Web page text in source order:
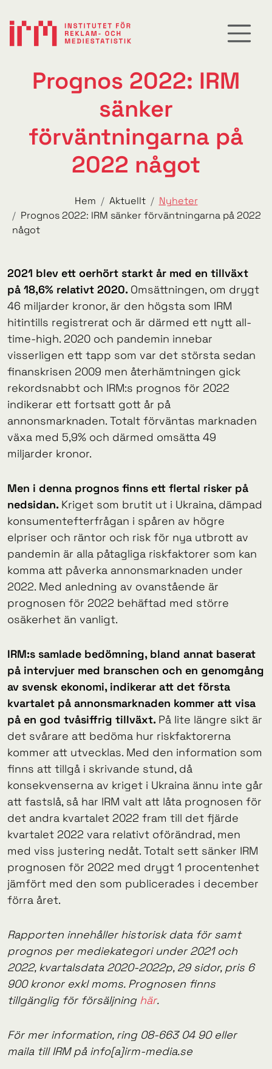
Prognos 2022: IRM
sänker
förväntningarna på
2022 något
Hem Aktuellt
Nyheter
Prognos 2022: IRM sänker förväntningarna på 2022
något
2021 blev ett oerhört starkt år med en tillväxt
på 18,6% relativt 2020. Omsättningen, om drygt
46 miljarder kronor, är den högsta som IRM
hitintills registrerat och är därmed ett nytt all-
time-high. 2020 och pandemin innebar
visserligen ett tapp som var det största sedan
finanskrisen 2009 men återhämtningen gick
rekordsnabbt och IRM:s prognos för 2022
indikerar ett fortsatt gott år på
annonsmarknaden. Totalt förväntas marknaden
växa med 5,9% och därmed omsätta 49
miljarder kronor.
Men i denna prognos finns ett flertal risker på
nedsidan. Kriget som brutit ut i Ukraina, dämpad
konsumentefterfrågan i spåren av högre
elpriser och räntor och risk för nya utbrott av
pandemin är alla påtagliga riskfaktorer som kan
komma att påverka annonsmarknaden under
2022. Med anledning av ovanstående är
prognosen för 2022 behäftad med större
osäkerhet än vanligt.
IRM:s samlade bedömning, bland annat baserat
på intervjuer med branschen och en genomgång
av svensk ekonomi, indikerar att det första
kvartalet på annonsmarknaden kommer att visa
på en god tvåsiffrig tillväxt. På lite längre sikt är
det svårare att bedöma hur riskfaktorerna
kommer att utvecklas. Med den information som
finns att tillgå i skrivande stund, då
konsekvenserna av kriget i Ukraina ännu inte går
att fastslå, så har IRM valt att låta prognosen för
det andra kvartalet 2022 fram till det fjärde
kvartalet 2022 vara relativt oförändrad, men
med viss justering nedåt. Totalt sett sänker IRM
prognosen för 2022 med drygt 1 procentenhet
jämfört med den som publicerades i december
förra året.
Rapporten innehåller historisk data för samt
prognos per mediekategori under 2021 och
2022, kvartalsdata 2020-2022p, 29 sidor, pris 6
900 kronor exkl moms. Prognosen finns
tillgänglig för försäljning här.
För mer information, ring 08-663 04 90 eller
maila till IRM på info[a]irm-media.se